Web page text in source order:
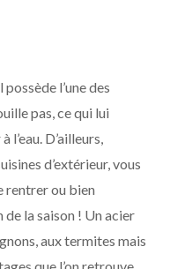
l’une des
pas, ce qui lui
D’ailleurs,
d’extérieur, vous
rentrer ou bien
la saison ! Un acier
aux termites mais